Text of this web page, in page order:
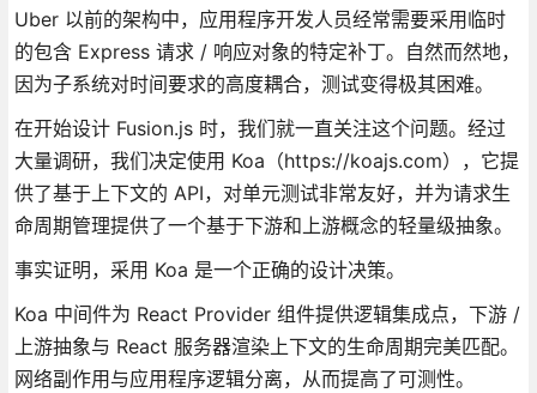
Uber 以前的架构中，应用程序开发人员经常需要采用临时
的包含 Express 请求 / 响应对象的特定补丁。自然而然地，
因为子系统对时间要求的高度耦合，测试变得极其困难。
在开始设计 Fusion.js 时，我们就一直关注这个问题。经过
大量调研，我们决定使用 Koa（https://koajs.com），它提
供了基于上下文的 API，对单元测试非常友好，并为请求生
命周期管理提供了一个基于下游和上游概念的轻量级抽象。
事实证明，采用 Koa 是一个正确的设计决策。
Koa 中间件为 React Provider 组件提供逻辑集成点，下游 /
上游抽象与 React 服务器渲染上下文的生命周期完美匹配。
网络副作用与应用程序逻辑分离，从而提高了可测性。